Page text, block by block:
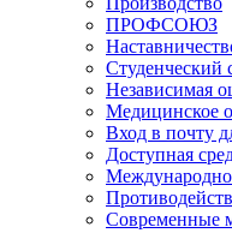
ПРОФСОЮЗ
Студенческий
Независимая
Медицинское
Вход в почту
Доступная
Современные